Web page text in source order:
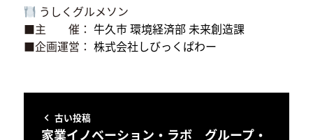
うしくグルメソン
■主 催： 牛久市 環境経済部 未来創造課
■企画運営： 株式会社しびっくぱわー
古い投稿
家業イノベーション・ラボ グループ・